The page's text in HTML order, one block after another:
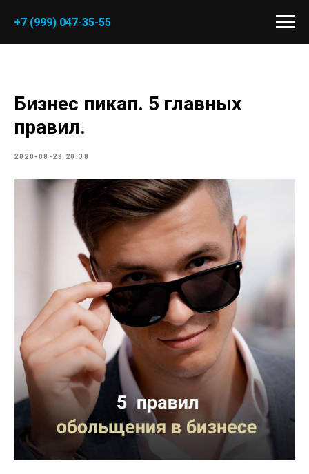
+7 (999) 047-35-55
Бизнес пикап. 5 главных
правил.
2020-08-28 20:38